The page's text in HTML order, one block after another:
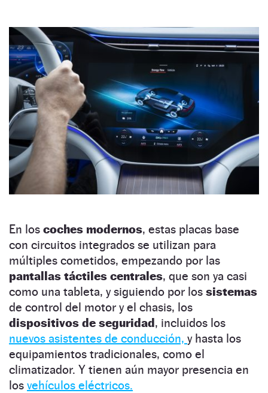
En los coches modernos, estas placas base
con circuitos integrados se utilizan para
múltiples cometidos, empezando por las
pantallas táctiles centrales, que son ya casi
como una tableta, y siguiendo por los sistemas
de control del motor y el chasis, los
dispositivos de seguridad, incluidos los
nuevos asistentes de conducción, y hasta los
equipamientos tradicionales, como el
climatizador. Y tienen aún mayor presencia en
los vehículos eléctricos.